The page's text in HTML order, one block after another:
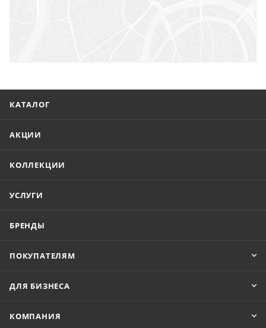
КАТАЛОГ
АКЦИИ
КОЛЛЕКЦИИ
УСЛУГИ
БРЕНДЫ
ПОКУПАТЕЛЯМ
ДЛЯ БИЗНЕСА
КОМПАНИЯ